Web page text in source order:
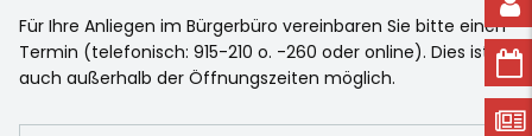
Für Ihre Anliegen im Bürgerbüro vereinbaren Sie bitte einen
Termin (telefonisch: 915-210 o. -260 oder online). Dies ist
auch außerhalb der Öffnungszeiten möglich.